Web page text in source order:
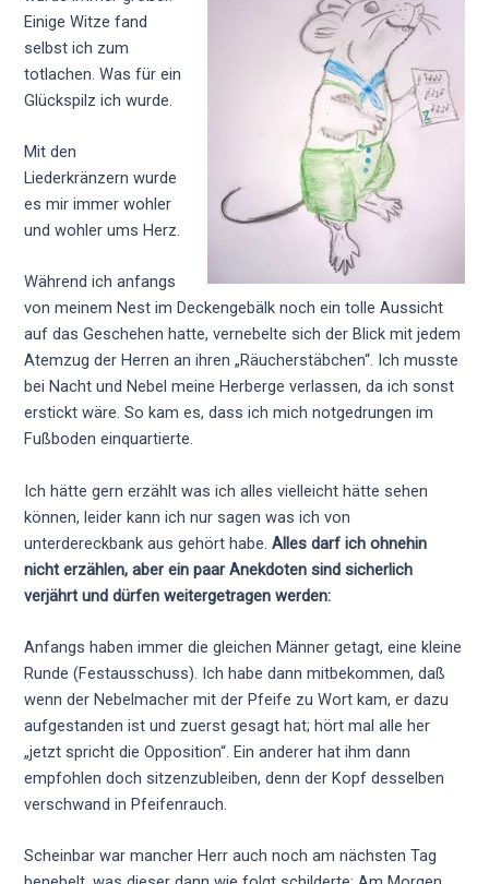
Einige Witze fand
selbst ich zum
totlachen. Was für ein
Glückspilz ich wurde.
Mit den
Liederkränzern wurde
es mir immer wohler
und wohler ums Herz.
Während ich anfangs
von meinem Nest im Deckengebälk noch ein tolle Aussicht
auf das Geschehen hatte, vernebelte sich der Blick mit jedem
Atemzug der Herren an ihren „Räucherstäbchen“. Ich musste
bei Nacht und Nebel meine Herberge verlassen, da ich sonst
erstickt wäre. So kam es, dass ich mich notgedrungen im
Fußboden einquartierte.
Ich hätte gern erzählt was ich alles vielleicht hätte sehen
können, leider kann ich nur sagen was ich von
unterdereckbank aus gehört habe.Alles darf ich ohnehin
nicht erzählen, aber ein paar Anekdoten sind sicherlich
verjährt und dürfen weitergetragen werden:
Anfangs haben immer die gleichen Männer getagt, eine kleine
Runde (Festausschuss). Ich habe dann mitbekommen, daß
wenn der Nebelmacher mit der Pfeife zu Wort kam, er dazu
aufgestanden ist und zuerst gesagt hat; hört mal alle her
„jetzt spricht die Opposition“. Ein anderer hat ihm dann
empfohlen doch sitzenzubleiben, denn der Kopf desselben
verschwand in Pfeifenrauch.
Scheinbar war mancher Herr auch noch am nächsten Tag